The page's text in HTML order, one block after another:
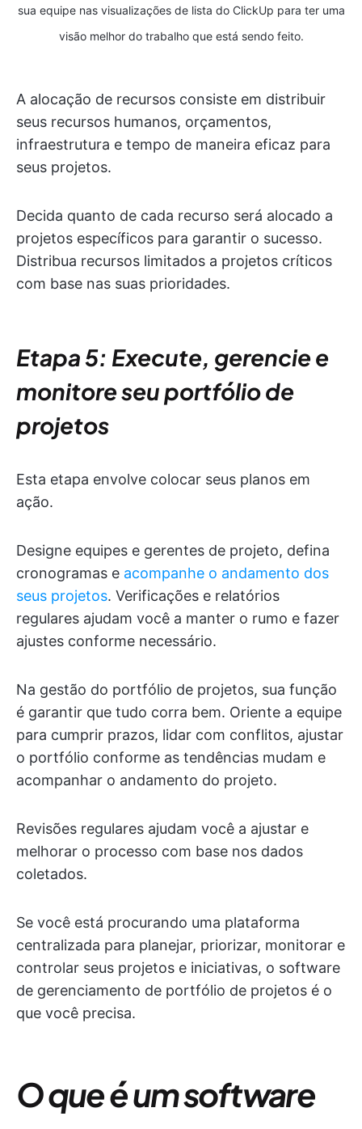
sua equipe nas visualizações de lista do ClickUp para ter uma
visão melhor do trabalho que está sendo feito.
A alocação de recursos consiste em distribuir
seus recursos humanos, orçamentos,
infraestrutura e tempo de maneira eficaz para
seus projetos.
Decida quanto de cada recurso será alocado a
projetos específicos para garantir o sucesso.
Distribua recursos limitados a projetos críticos
com base nas suas prioridades.
Etapa 5: Execute, gerencie e
monitore seu portfólio de
projetos
Esta etapa envolve colocar seus planos em
ação.
Designe equipes e gerentes de projeto, defina
cronogramas e acompanhe o andamento dos
seus projetos. Verificações e relatórios
regulares ajudam você a manter o rumo e fazer
ajustes conforme necessário.
Na gestão do portfólio de projetos, sua função
é garantir que tudo corra bem. Oriente a equipe
para cumprir prazos, lidar com conflitos, ajustar
o portfólio conforme as tendências mudam e
acompanhar o andamento do projeto.
Revisões regulares ajudam você a ajustar e
melhorar o processo com base nos dados
coletados.
Se você está procurando uma plataforma
centralizada para planejar, priorizar, monitorar e
controlar seus projetos e iniciativas, o software
de gerenciamento de portfólio de projetos é o
que você precisa.
O que é um software